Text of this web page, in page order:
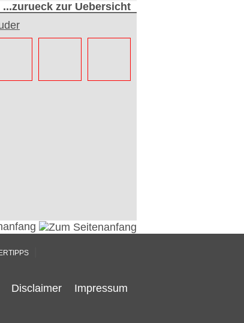
...zurueck zur Uebersicht
Disclaimer Impressum